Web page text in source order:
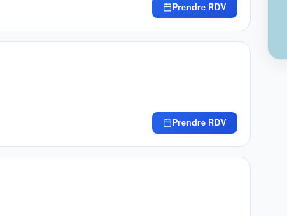
Prendre RDV
Prendre RDV